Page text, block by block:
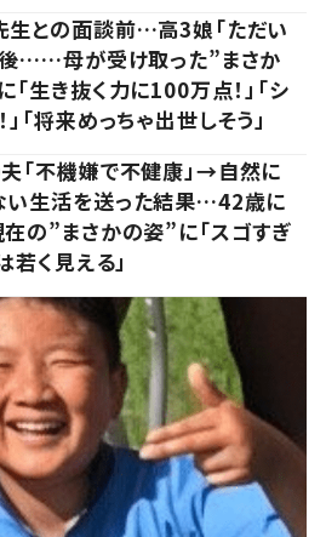
生との面談前…高3娘「ただい
……母が受け取った”まさか
「生き抜く力に100万点！」「シ
」「将来めっちゃ出世しそう」
「不機嫌で不健康」→自然に
い生活を送った結果…42歳に
の”まさかの姿”に「スゴすぎ
若く見える」